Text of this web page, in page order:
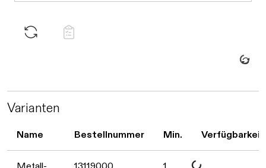
Daten
Varianten
Name Bestellnummer Min. Verfügbarkeit